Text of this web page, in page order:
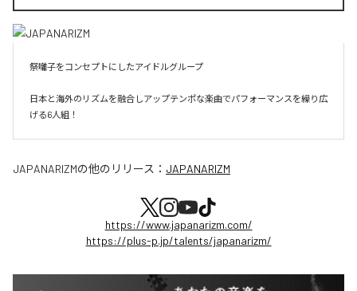
祭囃子をコンセプトにしたアイドルグループ
日本と海外のリズムを融合しアップテンポな楽曲でパフォーマンスを繰り広
げる6人組！
JAPANARIZMの他のリリース： JAPANARIZM
https://www.japanarizm.com/
https://plus-p.jp/talents/japanarizm/